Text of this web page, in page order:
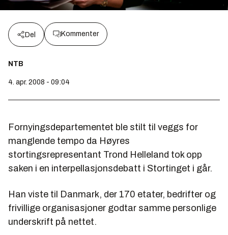
Del Kommenter
NTB
4. apr. 2008 - 09:04
Fornyingsdepartementet ble stilt til veggs for
manglende tempo da Høyres
stortingsrepresentant Trond Helleland tok opp
saken i en interpellasjonsdebatt i Stortinget i går.
Han viste til Danmark, der 170 etater, bedrifter og
frivillige organisasjoner godtar samme personlige
underskrift på nettet.